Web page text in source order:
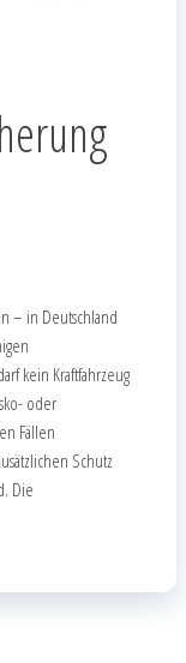
– in Deutschland
kein Kraftfahrzeug
oder
Fällen
Schutz
Die